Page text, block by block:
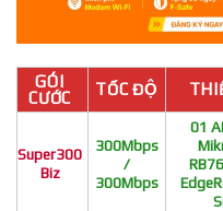
GÓI
CƯỚC
TỐC ĐỘ
Super300
Biz
300Mbps
/
300Mbps
01